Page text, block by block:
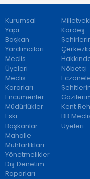
Kurumsal
Yapı
Başkan
Yardımcıları
Meclis
Üyeleri
Meclis
Kararları
Encümenler
Müdürlükler
Eski
Başkanlar
Mahalle
Muhtarlıkları
Yönetmelikler
Dış Denetim
Raporları
Kardeş
Nöbetçi
Kent
BB
Üyeleri